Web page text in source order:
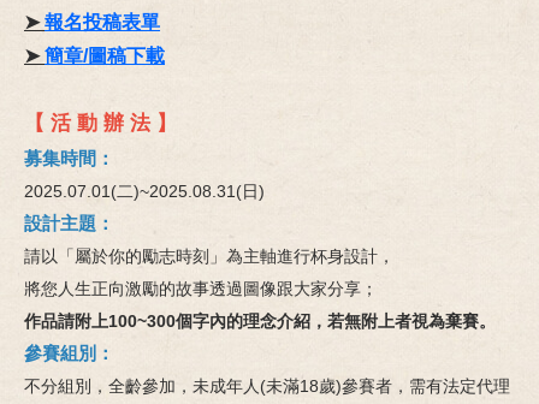
➤報名投稿表單
➤簡章/圖稿下載
【 活 動 辦 法 】
募集時間：
2025.07.01(二)~2025.08.31(日)
設計主題：
請以「屬於你的勵志時刻」為主軸進行杯身設計，
將您人生正向激勵的故事透過圖像跟大家分享；
作品請附上100~300個字內的理念介紹，若無附上者視為棄賽。
參賽組別：
不分組別，全齡參加，未成年人(未滿18歲)參賽者，需有法定代理